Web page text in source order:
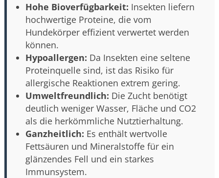
Hohe Bioverfügbarkeit: Insekten liefern
hochwertige Proteine, die vom
Hundekörper effizient verwertet werden
können.
Hypoallergen: Da Insekten eine seltene
Proteinquelle sind, ist das Risiko für
allergische Reaktionen extrem gering.
Umweltfreundlich: Die Zucht benötigt
deutlich weniger Wasser, Fläche und CO2
als die herkömmliche Nutztierhaltung.
Ganzheitlich: Es enthält wertvolle
Fettsäuren und Mineralstoffe für ein
glänzendes Fell und ein starkes
Immunsystem.